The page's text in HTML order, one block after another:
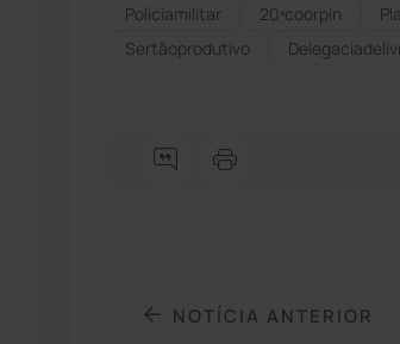
Políciamilitar
20ªcoorpin
Sertãoprodutivo
NOTÍCIA ANTERIOR